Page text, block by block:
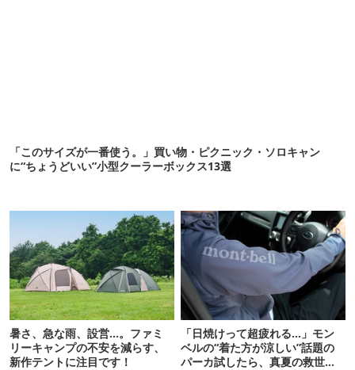
「このサイズが一番使う。」買い物・ピクニック・ソロキャン
に“ちょうどいい”小型クーラーボックス13選
暑さ、急な雨、設営…。ファミ
リーキャンプの不安を減らす、
新作テントに注目です！
「日焼けって超疲れる…」モン
ベルの“着た方が涼しい”話題の
パーカ試したら、真夏の救世主